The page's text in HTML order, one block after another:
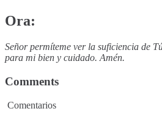
Ora:
Señor permíteme ver la suficiencia de
para mi bien y cuidado. Amén.
Comments
Comentarios